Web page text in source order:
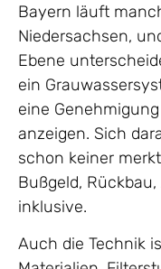
Bayern läuft
Niedersachsen,
Ebene
ein
eine
anzeigen. Sich
schon keiner
Bußgeld,
inklusive.
Auch die Technik